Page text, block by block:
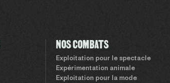
NOS COMBATS
Exploitation pour le spectacle
Expérimentation animale
Exploitation pour la mode